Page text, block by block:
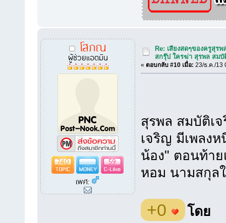
โสภณ
ผู้ช่วยแอตมิน
740
59
เพศ:
Re: เสียงสดๆของครูสุรพ
สกรุ๊ป ใครฆ่า สุรพล สมบั
« ตอบกลับ #10 เมื่อ: 23/ธ.ค./13
สุรพล สมบัติเ
เจริญ มีเพลง
น้อง" ตอนท้า
หอม นามสกุล
+0 โดย